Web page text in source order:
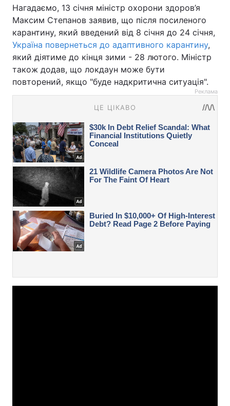
Нагадаємо, 13 січня міністр охорони здоров’я
Максим Степанов заявив, що після посиленого
карантину, який введений від 8 січня до 24 січня,
Україна повернеться до адаптивного карантину,
який діятиме до кінця зими - 28 лютого. Міністр
також додав, що локдаун може бути
повторений, якщо "буде надкритична ситуація".
Реклама